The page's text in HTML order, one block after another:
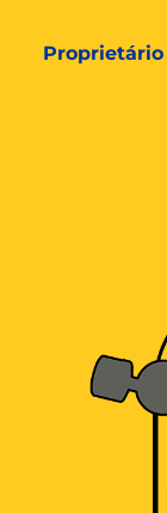
Proprietário